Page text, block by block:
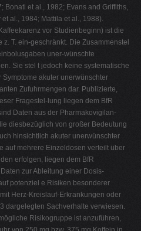
Bonati et al., 1982; Evans and Griffiths,
al., 1984; Mattila et al., 1988).
vor Studienbeginn) ist die
T. ein-geschränkt. Die Zusammenstel
uner-wünschte
Sie stel t jedoch keine systematische
akuter unerwünschter
Zufuhrmengen dar. Publizierte,
Fragestel-lung liegen dem BfR
Daten aus der Pharmakovigilan-
diesbezüglich von großer Bedeutung
hinsichtlich akuter unerwünschter
auf mehrere Einzeldosen verteilt über
erfolgen, liegen dem BfR
zur Ableitung einer Dosis-
potenziel e Risiken besonderer
Herz-Kreislauf-Erkrankungen oder
dargelegten Sachverhalte verwiesen.
Risikogruppe ist anzuführen,